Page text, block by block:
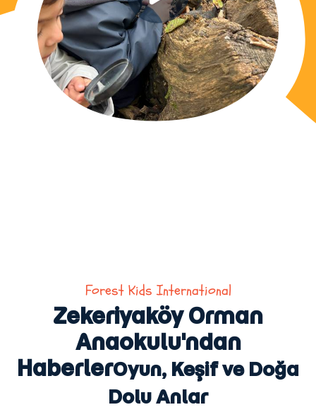
Forest Kids International
Zekeriyaköy Orman
Anaokulu'ndan
HaberlerOyun, Keşif ve Doğa
Dolu Anlar